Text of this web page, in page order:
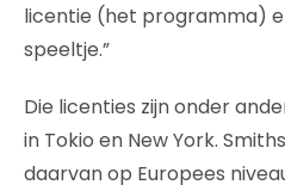
licentie (het programma)
speeltje.”
Die licenties zijn onder
in Tokio en New York.
daarvan op Europees